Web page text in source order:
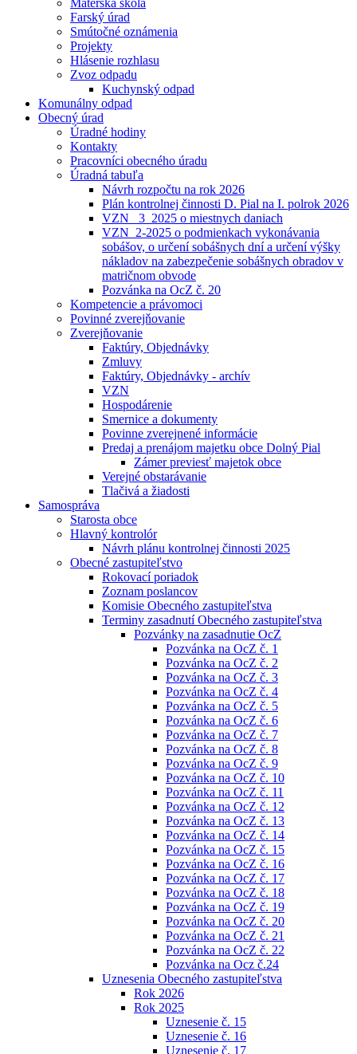
Materská škola
Farský úrad
Smútočné oznámenia
Projekty
Hlásenie rozhlasu
Zvoz odpadu
Kuchynský odpad
Komunálny odpad
Obecný úrad
Úradné hodiny
Kontakty
Pracovníci obecného úradu
Úradná tabuľa
Návrh rozpočtu na rok 2026
Plán kontrolnej činnosti D. Pial na I. polrok 2026
VZN _3_2025 o miestnych daniach
VZN_2-2025 o podmienkach vykonávania
sobášov, o určení sobášnych dní a určení výšky
nákladov na zabezpečenie sobášnych obradov v
matričnom obvode
Pozvánka na OcZ č. 20
Kompetencie a právomoci
Povinné zverejňovanie
Zverejňovanie
Faktúry, Objednávky
Zmluvy
Faktúry, Objednávky - archív
VZN
Hospodárenie
Smernice a dokumenty
Povinne zverejnené informácie
Predaj a prenájom majetku obce Dolný Pial
Zámer previesť majetok obce
Verejné obstarávanie
Tlačivá a žiadosti
Samospráva
Starosta obce
Hlavný kontrolór
Návrh plánu kontrolnej činnosti 2025
Obecné zastupiteľstvo
Rokovací poriadok
Zoznam poslancov
Komisie Obecného zastupiteľstva
Terminy zasadnutí Obecného zastupiteľstva
Pozvánky na zasadnutie OcZ
Pozvánka na OcZ č. 1
Pozvánka na OcZ č. 2
Pozvánka na OcZ č. 3
Pozvánka na OcZ č. 4
Pozvánka na OcZ č. 5
Pozvánka na OcZ č. 6
Pozvánka na OcZ č. 7
Pozvánka na OcZ č. 8
Pozvánka na OcZ č. 9
Pozvánka na OcZ č. 10
Pozvánka na OcZ č. 11
Pozvánka na OcZ č. 12
Pozvánka na OcZ č. 13
Pozvánka na OcZ č. 14
Pozvánka na OcZ č. 15
Pozvánka na OcZ č. 16
Pozvánka na OcZ č. 17
Pozvánka na OcZ č. 18
Pozvánka na OcZ č. 19
Pozvánka na OcZ č. 20
Pozvánka na OcZ č. 21
Pozvánka na OcZ č. 22
Pozvánka na Ocz č.24
Uznesenia Obecného zastupiteľstva
Rok 2026
Rok 2025
Uznesenie č. 15
Uznesenie č. 16
Uznesenie č. 17